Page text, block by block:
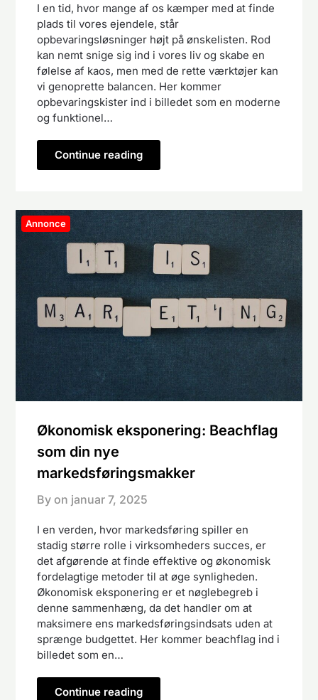
I en tid, hvor mange af os kæmper med at finde
plads til vores ejendele, står
opbevaringsløsninger højt på ønskelisten. Rod
kan nemt snige sig ind i vores liv og skabe en
følelse af kaos, men med de rette værktøjer kan
vi genoprette balancen. Her kommer
opbevaringskister ind i billedet som en moderne
og funktionel…
Continue reading
Annonce
Økonomisk eksponering: Beachflag
som din nye
markedsføringsmakker
By on januar 7, 2025
I en verden, hvor markedsføring spiller en
stadig større rolle i virksomheders succes, er
det afgørende at finde effektive og økonomisk
fordelagtige metoder til at øge synligheden.
Økonomisk eksponering er et nøglebegreb i
denne sammenhæng, da det handler om at
maksimere ens markedsføringsindsats uden at
sprænge budgettet. Her kommer beachflag ind i
billedet som en…
Continue reading